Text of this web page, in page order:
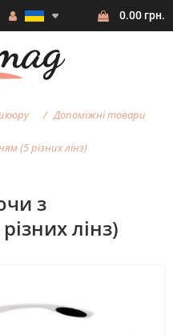
0.00 грн.
Допоміжні товари
(5 різних лінз)
з
лінз)